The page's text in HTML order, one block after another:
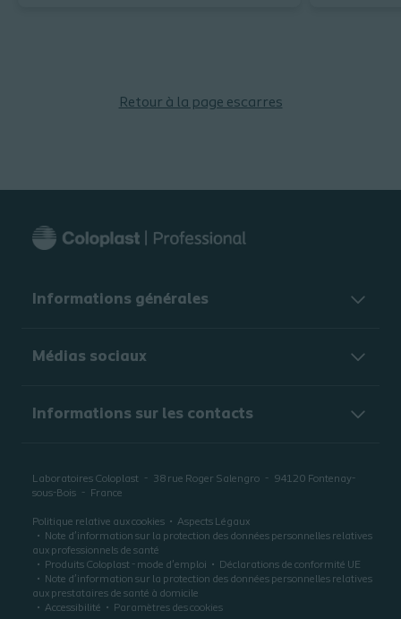
Retour à la page escarres
Informations générales​
Médias sociaux
Informations sur les contacts
Laboratoires Coloplast 38 rue Roger Salengro 94120 Fontenay-
sous-Bois
France
Politique relative aux cookies
Aspects Légaux
Note d’information sur la protection des données personnelles relatives
aux professionnels de santé
Produits Coloplast - mode d'emploi
Déclarations de conformité UE
Note d’information sur la protection des données personnelles relatives
aux prestataires de santé à domicile
Accessibilité
Paramètres des cookies